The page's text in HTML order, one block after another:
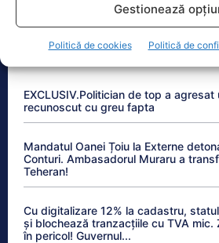
Gestionează
Politică de cookies Politică de
Anchetele Lumea Politică
EXCLUSIV.Politician de top a
recunoscut cu greu fapta
Mandatul Oanei Țoiu la Externe
Conturi. Ambasadorul Muraru a
Teheran!
Cu digitalizare 12% la cadastru,
și blochează tranzacțiile cu TVA mic.
în pericol! Guvernul...